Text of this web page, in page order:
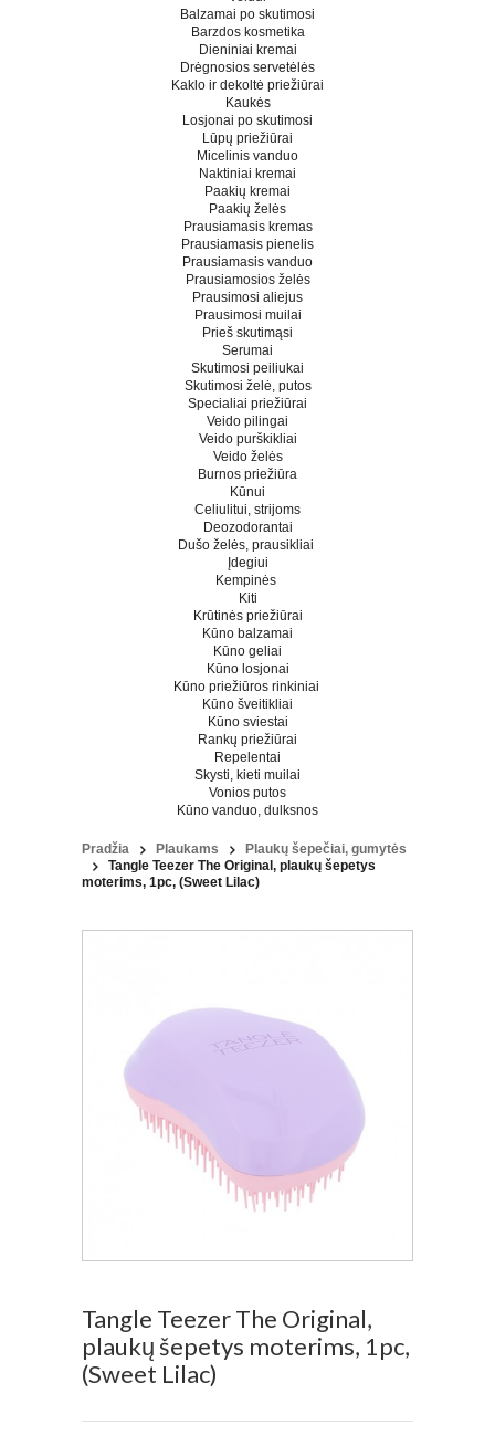
Balzamai po skutimosi
Barzdos kosmetika
Dieniniai kremai
Drėgnosios servetėlės
Kaklo ir dekoltė priežiūrai
Kaukės
Losjonai po skutimosi
Lūpų priežiūrai
Micelinis vanduo
Naktiniai kremai
Paakių kremai
Paakių želės
Prausiamasis kremas
Prausiamasis pienelis
Prausiamasis vanduo
Prausiamosios želės
Prausimosi aliejus
Prausimosi muilai
Prieš skutimąsi
Serumai
Skutimosi peiliukai
Skutimosi želė, putos
Specialiai priežiūrai
Veido pilingai
Veido purškikliai
Veido želės
Burnos priežiūra
Kūnui
Celiulitui, strijoms
Deozodorantai
Dušo želės, prausikliai
Įdegiui
Kempinės
Kiti
Krūtinės priežiūrai
Kūno balzamai
Kūno geliai
Kūno losjonai
Kūno priežiūros rinkiniai
Kūno šveitikliai
Kūno sviestai
Rankų priežiūrai
Repelentai
Skysti, kieti muilai
Vonios putos
Kūno vanduo, dulksnos
Pradžia Plaukams
Plaukų šepečiai, gumytės
Tangle Teezer The Original, plaukų šepetys
moterims, 1pc, (Sweet Lilac)
Tangle Teezer The Original,
plaukų šepetys moterims, 1pc,
(Sweet Lilac)